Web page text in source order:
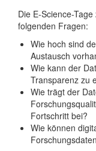
Die E-Science-
folgenden Fragen:
Wie hoch sind
Austausch
Wie kann der
Transparenz zu
Wie trägt der
Fortschritt bei?
Wie können